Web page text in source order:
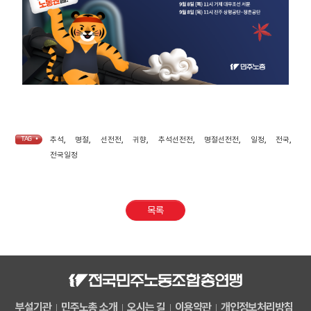
TAG • 추석, 명절, 선전전, 귀향, 추석선전전, 명절선전전, 일정, 전국,
전국일정
목록
부설기관 민주노총 소개 오시는 길 이용약관 개인정보처리방침